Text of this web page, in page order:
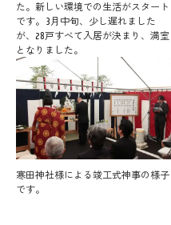
た。新しい環境での生活がスタート
です。 3月中旬、少し遅れました
が、28戸すべて入居が決まり、満室
となりました。
寒田神社様による竣工式神事の様子
です。